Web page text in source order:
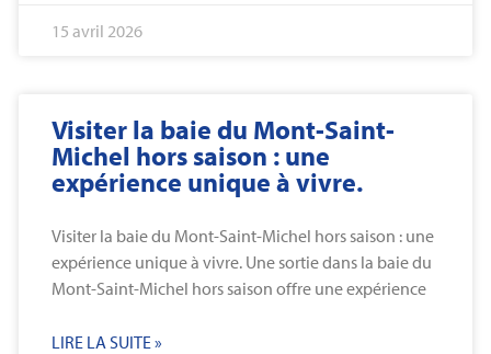
15 avril 2026
Visiter la baie du Mont-Saint-
Michel hors saison : une
expérience unique à vivre.
Visiter la baie du Mont-Saint-Michel hors saison : une
expérience unique à vivre. Une sortie dans la baie du
Mont-Saint-Michel hors saison offre une expérience
LIRE LA SUITE »